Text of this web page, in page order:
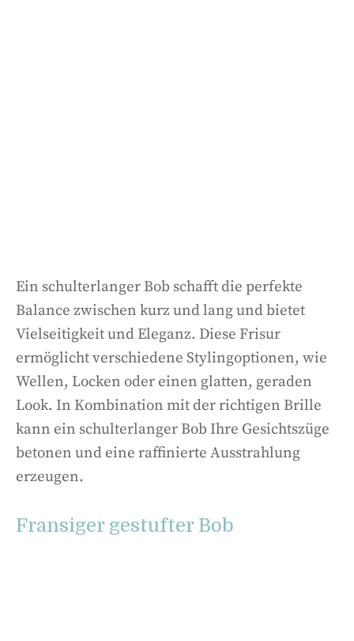
Ein schulterlanger Bob schafft die perfekte
Balance zwischen kurz und lang und bietet
Vielseitigkeit und Eleganz. Diese Frisur
ermöglicht verschiedene Stylingoptionen, wie
Wellen, Locken oder einen glatten, geraden
Look. In Kombination mit der richtigen Brille
kann ein schulterlanger Bob Ihre Gesichtszüge
betonen und eine raffinierte Ausstrahlung
erzeugen.
Fransiger gestufter Bob